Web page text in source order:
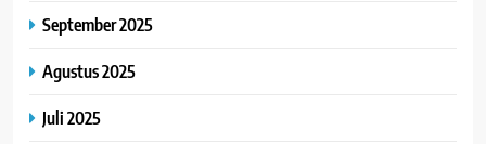
September 2025
Agustus 2025
Juli 2025